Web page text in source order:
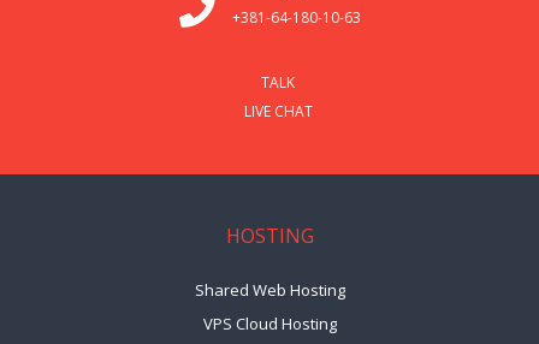
+381-64-180-10-63
TALK
LIVE CHAT
HOSTING
Shared Web Hosting
VPS Cloud Hosting